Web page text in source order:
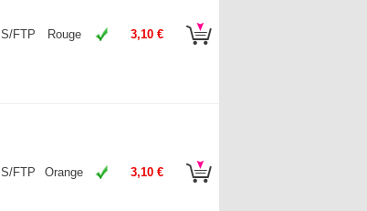
S/FTP Rouge 3,10 €
S/FTP Orange 3,10 €